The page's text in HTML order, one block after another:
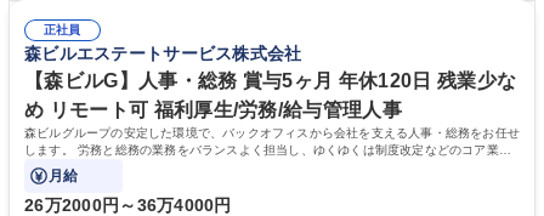
平均100件前後■メール・手紙：同上40件前後 募集職種 中野本社【お客様
相談室】お客様のお声をもとにより良い商品づくりへ貢献
すのでご安心ください。 【当社について】キリングループの広報機能を担
う会社として、お客様との出会いを大切にし、磨き上げたホスピタリティ
を込めてコミュニケーションをとりながら広報関連業務を行っておりま
す。 学歴・資格 学歴：大学院 大学 高専 短大 専修学校 高校 語学力： 資
格：
正社員
森ビルエステートサービス株式会社
【森ビルG】人事・総務 賞与5ヶ月 年休120日 残業少な
め リモート可 福利厚生/労務/給与管理人事
森ビルグループの安定した環境で、バックオフィスから会社を支える人事・総務をお任せ
します。 労務と総務の業務をバランスよく担当し、ゆくゆくは制度改定などのコア業務
にも挑戦できる、やりがいある環境です。
月給
26万2000円～36万4000円